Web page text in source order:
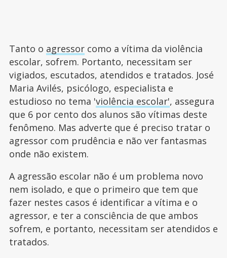
Tanto o agressorcomo a vítima da violência
escolar, sofrem. Portanto, necessitam ser
vigiados, escutados, atendidos e tratados. José
Maria Avilés, psicólogo, especialista e
estudioso no tema 'violência escolar', assegura
que 6 por cento dos alunos são vítimas deste
fenômeno. Mas adverte que é preciso tratar o
agressor com prudência e não ver fantasmas
onde não existem.
A agressão escolar não é um problema novo
nem isolado, e que o primeiro que tem que
fazer nestes casos é identificar a vítima e o
agressor, e ter a consciência de que ambos
sofrem, e portanto, necessitam ser atendidos e
tratados.